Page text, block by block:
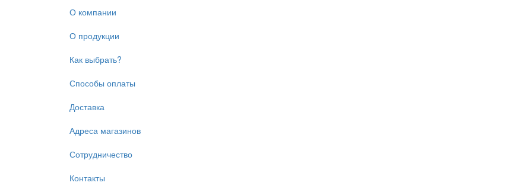
О компании
О продукции
Как выбрать?
Способы оплаты
Доставка
Адреса магазинов
Сотрудничество
Контакты